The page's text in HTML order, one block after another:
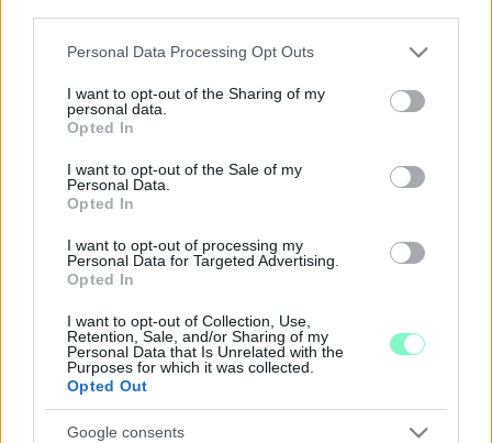
Please note that this website/app uses one or more Google
not limited to your visit or usage behaviour. You may click to
grant or deny consent to Google and its third-party tags to
use your data for below specified purposes in below Google
consent section.
Personal Data Processing Opt Outs
I want to opt-out of the Sharing of my
personal data.
Opted In
I want to opt-out of the Sale of my
Personal Data.
Opted In
I want to opt-out of processing my
Personal Data for Targeted Advertising.
Opted In
I want to opt-out of Collection, Use,
Retention, Sale, and/or Sharing of my
Personal Data that Is Unrelated with the
Purposes for which it was collected.
Opted Out
Google consents
2022. november. 30. 10:37
helyi képviselő a közmeghallgatáson világosan elmondta:
VÉDETT-E BÁRMENNYIRE IS A MARCALVÁROSI
KISERDŐ?
2022. október. 08. 08:15
A GyőrPlusz nemrég azt írta, hogy igen, de a valóság mást
JÖVŐ SZOMBATON MARCAL II-N LESZ
KIHELYEZETT LOMTALANÍTÁS GYŐRBEN
Szeptember 10-én az Arany János Általános Iskola udvarára kell
majd vinni a lomokat.
SZAKÉRTŐ AZ UGYTUDJUKNAK: A BEÉPÍTÉSEK
MIATT SZAPORODNAK A VÖRÖS FOLTOK GYŐR
HŐTÉRKÉPÉN